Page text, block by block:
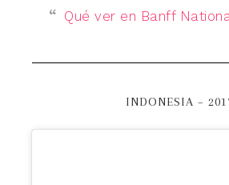
Qué ver en Banff
INDONESIA –